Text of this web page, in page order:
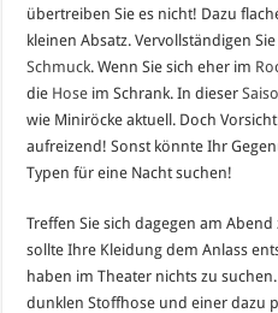
übertreiben Sie es nicht! Dazu
kleinen Absatz. Vervollständigen
Schmuck. Wenn Sie sich eher im
die Hose im Schrank. In dieser
wie Miniröcke aktuell. Doch
aufreizend! Sonst könnte Ihr
Typen für eine Nacht suchen!
Treffen Sie sich dagegen am
sollte Ihre Kleidung dem Anlass
haben im Theater nichts zu
dunklen Stoffhose und einer dazu